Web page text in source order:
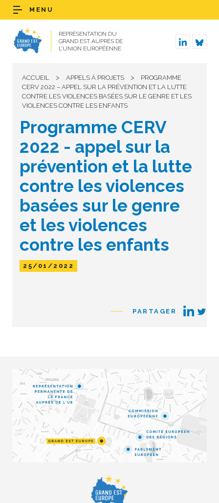
REPRÉSENTATION DU
GRAND EST AUPRÈS DE
L’UNION EUROPÉENNE
MENU
ACCUEIL > APPELS À PROJETS >
PROGRAMME
CERV 2022 – APPEL SUR LA PRÉVENTION ET LA LUTTE
CONTRE LES VIOLENCES BASÉES SUR LE GENRE ET LES
VIOLENCES CONTRE LES ENFANTS
Programme CERV
2022 - appel sur la
prévention et la lutte
contre les violences
basées sur le genre
et les violences
contre les enfants
25/01/2022
PARTAGER